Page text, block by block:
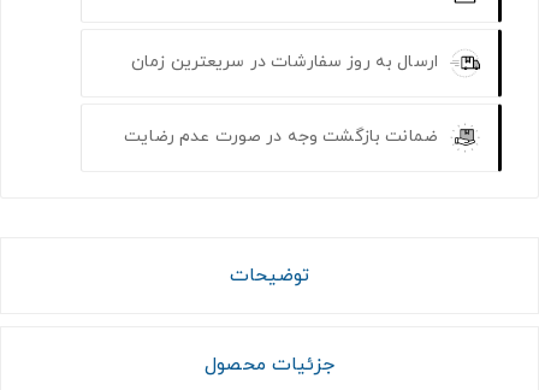
ارسال به روز سفارشات در سریعترین زمان
ضمانت بازگشت وجه در صورت عدم رضایت
توضیحات
جزئیات محصول